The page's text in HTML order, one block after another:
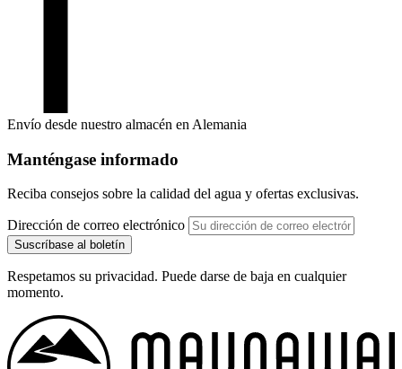
Envío desde nuestro almacén en Alemania
Manténgase informado
Reciba consejos sobre la calidad del agua y ofertas exclusivas.
Dirección de correo electrónico
Suscríbase al boletín
Respetamos su privacidad. Puede darse de baja en cualquier
momento.